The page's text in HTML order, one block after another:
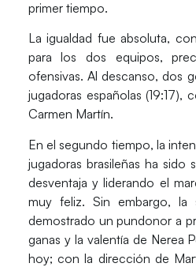
primer tiempo.
La igualdad fue absoluta,
para los dos equipos,
ofensivas. Al descanso, dos
jugadoras españolas (19:17),
Carmen Martín.
En el segundo tiempo, la
jugadoras brasileñas ha sido
desventaja y liderando el
muy feliz. Sin embargo, la
demostrado un pundonor a
ganas y la valentía de Nerea
hoy; con la dirección de